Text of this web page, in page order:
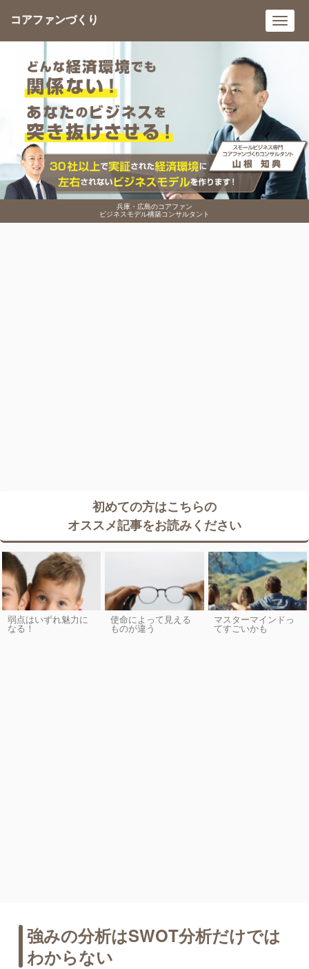
兵庫・広島のコアファン
ビジネスモデル構築コンサルタント
コアファンづくり
初めての方はこちらの
オススメ記事をお読みください
弱点はいずれ魅力に
なる！
使命によって見える
ものが違う
マスターマインドっ
てすごいかも
強みの分析はSWOT分析だけでは
わからない